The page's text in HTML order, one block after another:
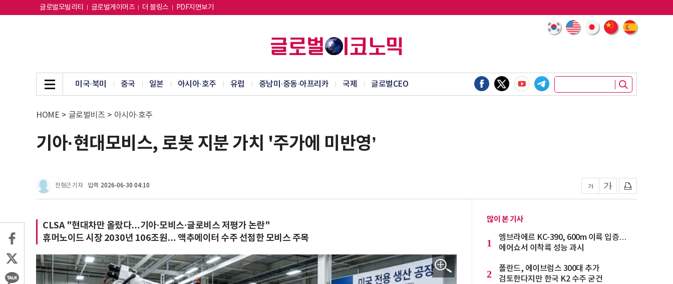
글로벌모빌리티 글로벌게이머즈 더 블링스 PDF지면보기
미국·북미 중국 일본 아시아·호주 유럽 중남미·중동·아프리카 국제 글로벌CEO
HOME > 글로벌비즈 > 아시아·호주
기아·현대모비스, 로봇 지분 가치 '주가에 미반영’
진형근 기자 입력 2026-06-30 04:10
CLSA "현대차만 올랐다…기아·모비스·글로비스 저평가 논란"
휴머노이드 시장 2030년 106조원… 액추에이터 수주 선점한 모비스 주목
많이 본 기사
1
엠브라에르 KC-390, 600m 이륙 입증…
에어쇼서 이착륙 성능 과시
2
폴란드, 에이브럼스 300대 추가
검토한다지만 한국 K2 수주 굳건